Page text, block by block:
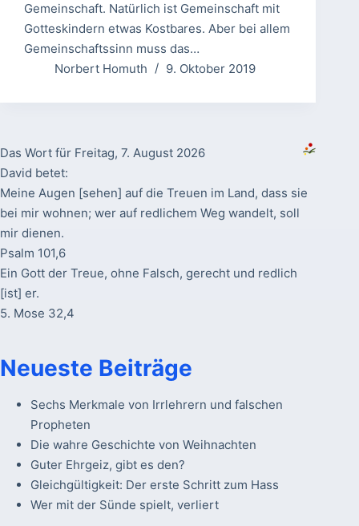
Gemeinschaft. Natürlich ist Gemeinschaft mit
Gotteskindern etwas Kostbares. Aber bei allem
Gemeinschaftssinn muss das…
Norbert Homuth
9. Oktober 2019
Das Wort für Freitag, 7. August 2026
David betet:
Meine Augen [sehen] auf die Treuen im Land, dass sie
bei mir wohnen; wer auf redlichem Weg wandelt, soll
mir dienen.
Psalm 101,6
Ein Gott der Treue, ohne Falsch, gerecht und redlich
[ist] er.
5. Mose 32,4
Neueste Beiträge
Sechs Merkmale von Irrlehrern und falschen
Propheten
Die wahre Geschichte von Weihnachten
Guter Ehrgeiz, gibt es den?
Gleichgültigkeit: Der erste Schritt zum Hass
Wer mit der Sünde spielt, verliert